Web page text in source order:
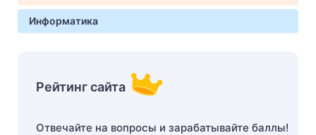
Информатика
Рейтинг сайта
Отвечайте на вопросы и зарабатывайте баллы!